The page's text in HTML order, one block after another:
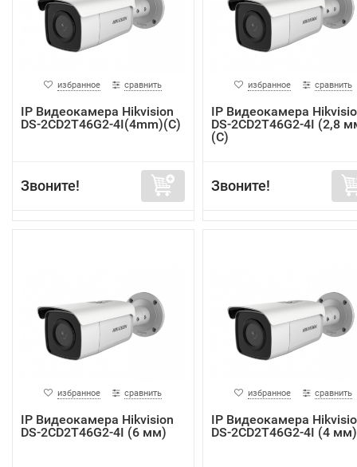
избранное сравнить
IP Видеокамера Hikvision
DS-2CD2T46G2-4I(4mm)(C)
Звоните!
избранное сравнить
IP Видеокамера
DS-2CD2T46G2-4I (2,8
(C)
Звоните!
избранное сравнить
IP Видеокамера Hikvision
DS-2CD2T46G2-4I (6 мм)
избранное сравнить
IP Видеокамера
DS-2CD2T46G2-4I (4 мм)